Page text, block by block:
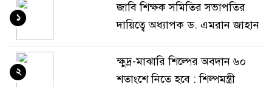
জাবি শিক্ষক সমিতির সভাপতির
দায়িত্বে অধ্যাপক ড. এমরান জাহান
১
ক্ষুদ্র-মাঝারি শিল্পের অবদান ৬০
শতাংশে নিতে হবে : শিল্পমন্ত্রী
২